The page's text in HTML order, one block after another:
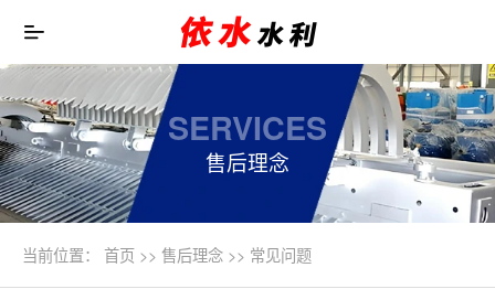
SERVICES
售后理念
当前位置： 首页>> 售后理念>> 常见问题